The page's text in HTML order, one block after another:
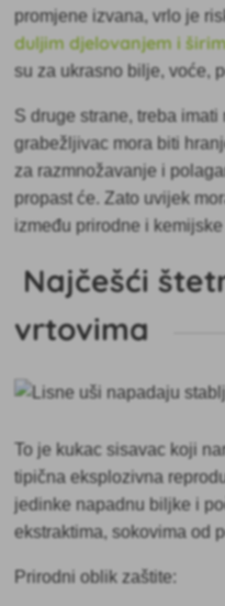
promjene izvana, vrlo je
duljim djelovanjem i
su za ukrasno bilje, voće,
S druge strane, treba
grabežljivac mora biti
za razmnožavanje i
propast će. Zato uvijek
između prirodne i
Najčešći
vrtovima
To je kukac sisavac koji
tipična eksplozivna
jedinke napadnu biljke i
ekstraktima, sokovima od
Prirodni oblik zaštite: